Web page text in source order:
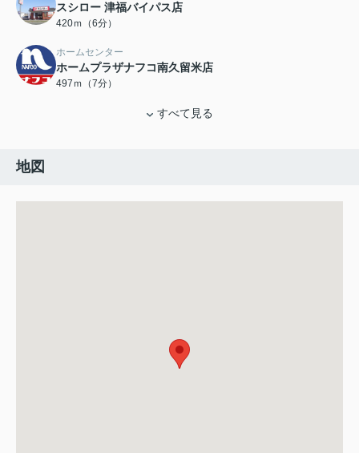
スシロー 津福バイパス店
420ｍ（6分）
ホームセンター
ホームプラザナフコ南久留米店
497ｍ（7分）
すべて見る
地図